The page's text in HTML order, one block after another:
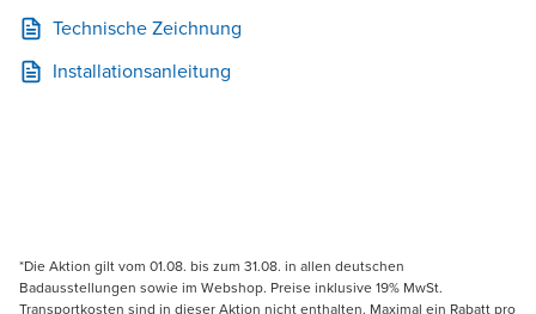
Technische Zeichnung
Installationsanleitung
*Die Aktion gilt vom 01.08. bis zum 31.08. in allen deutschen
Badausstellungen sowie im Webshop. Preise inklusive 19% MwSt.
Transportkosten sind in dieser Aktion nicht enthalten. Maximal ein Rabatt pro